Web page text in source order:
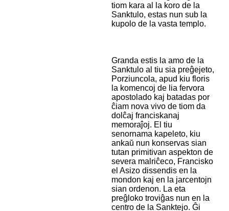
tiom kara al la koro de la
Sanktulo, estas nun sub la
kupolo de la vasta templo.
Granda estis la amo de la
Sanktulo al tiu sia preĝejeto,
Porziuncola, apud kiu floris
la komencoj de lia fervora
apostolado kaj batadas por
ĉiam nova vivo de tiom da
dolĉaj franciskanaj
memoraĵoj. El tiu
senornama kapeleto, kiu
ankaŭ nun konservas sian
tutan primitivan aspekton de
severa malriĉeco, Francisko
el Asizo dissendis en la
mondon kaj en la jarcentojn
sian ordenon. La eta
preĝloko troviĝas nun en la
centro de la Sanktejo. Ĝi